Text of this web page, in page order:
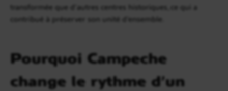
transformée que d’autres centres historiques, ce qui a
contribué à préserver son unité d’ensemble.
Pourquoi Campeche
change le rythme d’un